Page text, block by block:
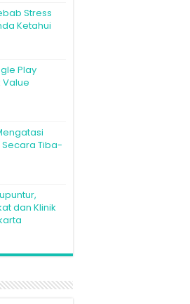
Stress
Ketahui
Play
Value
Tiba-
dan Klinik